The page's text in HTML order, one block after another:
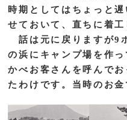
時期としてはちょっと
せておいて、直ちに着工
話は元に戻りますが9
の浜にキャンプ場を作
かべお客さんを呼んで
たわけです。当時のお金